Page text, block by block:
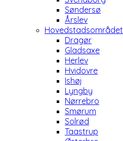
Søndersø
Årslev
Hovedstadsområdet
Dragør
Gladsaxe
Herlev
Hvidovre
Ishøj
Lyngby
Nørrebro
Smørum
Solrød
Taastrup